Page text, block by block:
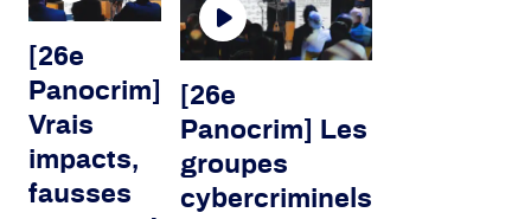
[26e
Panocrim]
Vrais
impacts,
fausses
[26e
Panocrim] Les
groupes
cybercriminels